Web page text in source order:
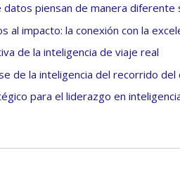
piensan de manera diferente
al impacto: la conexión con la
de la inteligencia de viaje real
de la inteligencia del recorrido del
para el liderazgo en